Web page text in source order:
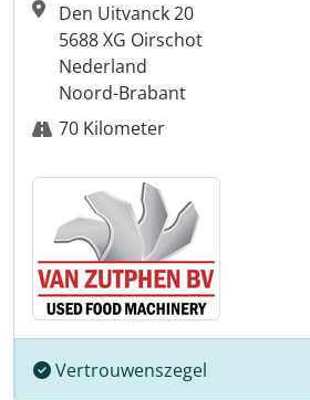
Den Uitvanck 20
5688 XG Oirschot
Nederland
Noord-Brabant
70 Kilometer
Vertrouwenszegel